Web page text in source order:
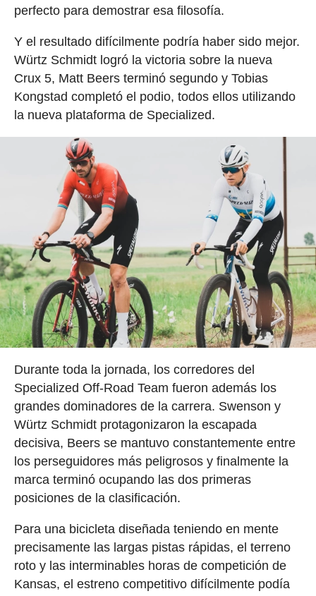
perfecto para demostrar esa filosofía.
Y el resultado difícilmente podría haber sido mejor.
Würtz Schmidt logró la victoria sobre la nueva
Crux 5, Matt Beers terminó segundo y Tobias
Kongstad completó el podio, todos ellos utilizando
la nueva plataforma de Specialized.
Durante toda la jornada, los corredores del
Specialized Off-Road Team fueron además los
grandes dominadores de la carrera. Swenson y
Würtz Schmidt protagonizaron la escapada
decisiva, Beers se mantuvo constantemente entre
los perseguidores más peligrosos y finalmente la
marca terminó ocupando las dos primeras
posiciones de la clasificación.
Para una bicicleta diseñada teniendo en mente
precisamente las largas pistas rápidas, el terreno
roto y las interminables horas de competición de
Kansas, el estreno competitivo difícilmente podía